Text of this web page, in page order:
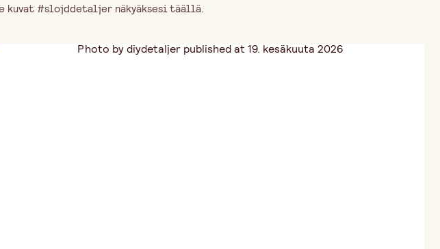
#slojddetaljer näkyäksesi täällä.